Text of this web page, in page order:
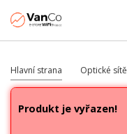
Hlavní strana Optické sítě
Produkt je vyřazen!